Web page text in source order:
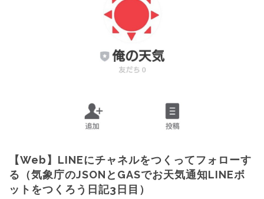
【Web】LINEにチャネルをつくってフォローす
る（気象庁のJSONとGASでお天気通知LINEボ
ットをつくろう日記3日目）